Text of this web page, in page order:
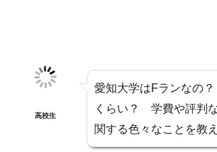
高校生
愛知大学はFランなの
くらい？ 学費や評判
関する色々なことを教